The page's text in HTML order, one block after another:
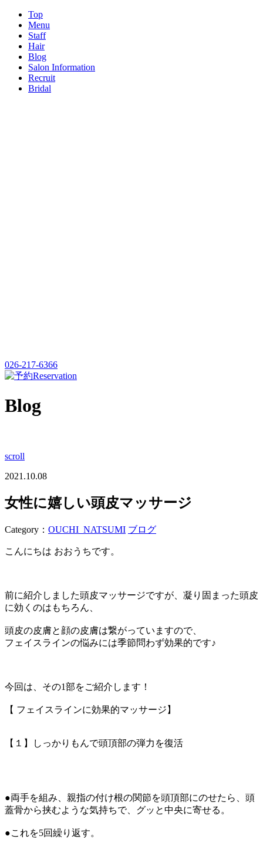
Top
Menu
Staff
Hair
Blog
Salon Information
Recruit
Bridal
026-217-6366
Reservation
Blog
scroll
2021.10.08
女性に嬉しい頭皮マッサージ
Category： OUCHI_NATSUMI ブログ
こんにちは おおうちです。
前に紹介しました頭皮マッサージですが、凝り固まった頭皮
に効くのはもちろん、
頭皮の皮膚と顔の皮膚は繋がっていますので、
フェイスラインの悩みには季節問わず効果的です♪
今回は、その1部をご紹介します！
【 フェイスラインに効果的マッサージ】
【１】しっかりもんで頭頂部の弾力を復活
●両手を組み、親指の付け根の関節を頭頂部にのせたら、頭
蓋骨から挟むような気持ちで、グッと中央に寄せる。
●これを5回繰り返す。